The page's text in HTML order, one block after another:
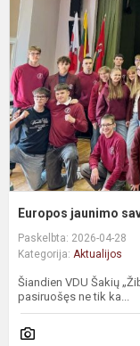
Europos jaunimo
Paskelbta: 2026-04-28
Kategorija: Aktualijos
Šiandien VDU Šakių
pasiruošęs ne tik ka...